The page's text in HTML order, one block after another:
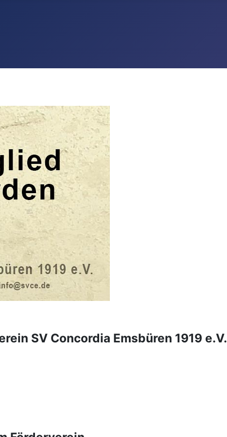
SV Concordia Emsbüren 1919 e.V.